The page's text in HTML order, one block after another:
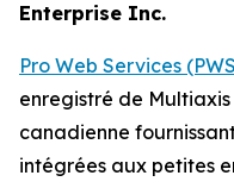
Enterprise Inc.
Pro Web Services
enregistré de
canadienne
intégrées aux petites